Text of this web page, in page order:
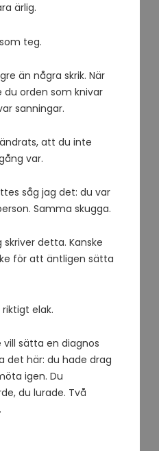
ärlig.
teg.
än några skrik. När
du orden som knivar
sanningar.
att du inte
var.
såg jag det: du var
Samma skugga.
detta. Kanske
för att äntligen sätta
elak.
sätta en diagnos
det här: du hade drag
igen. Du
du lurade. Två